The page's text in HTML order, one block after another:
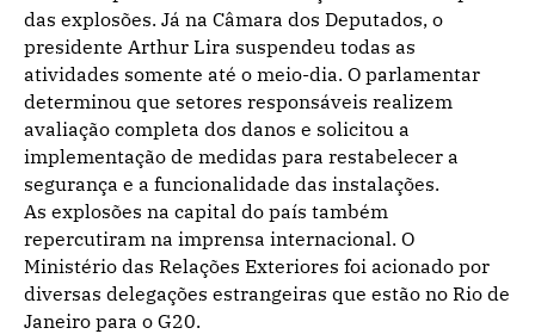
das explosões. Já na Câmara dos Deputados, o
presidente Arthur Lira suspendeu todas as
atividades somente até o meio-dia. O parlamentar
determinou que setores responsáveis realizem
avaliação completa dos danos e solicitou a
implementação de medidas para restabelecer a
segurança e a funcionalidade das instalações.
As explosões na capital do país também
repercutiram na imprensa internacional. O
Ministério das Relações Exteriores foi acionado por
diversas delegações estrangeiras que estão no Rio de
Janeiro para o G20.